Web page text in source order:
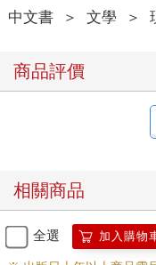
中文書 ＞ 文學 ＞
商品評價
相關商品
全選 加入購物